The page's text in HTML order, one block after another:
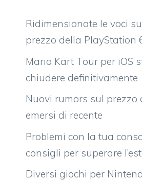
Ridimensionate le voci
prezzo della PlayStation
Mario Kart Tour per iOS
chiudere definitivamente
Nuovi rumors sul prezzo
emersi di recente
Problemi con la tua
consigli per superare
Diversi giochi per